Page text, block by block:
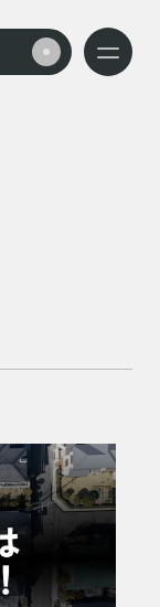
メニュ